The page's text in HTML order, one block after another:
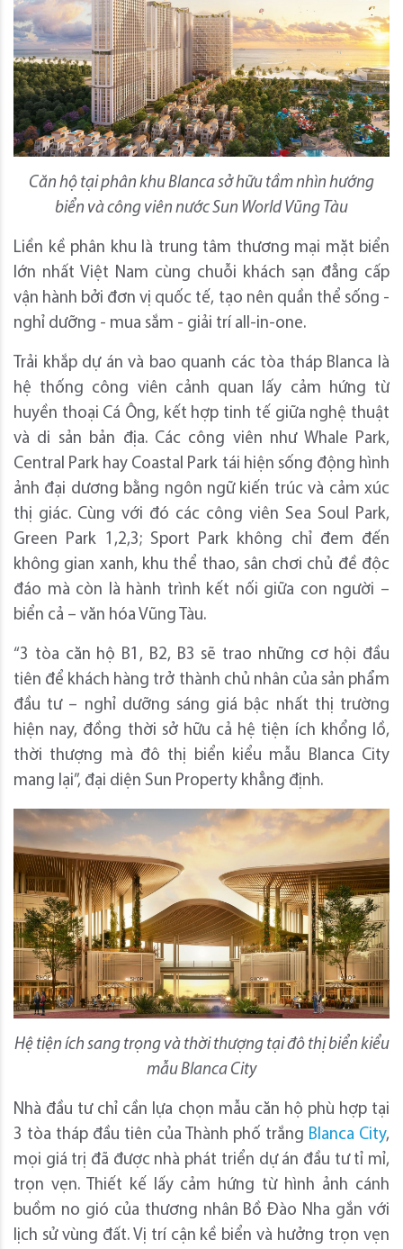
Căn hộ tại phân khu Blanca sở hữu tầm nhìn hướng
biển và công viên nước Sun World Vũng Tàu
Liền kề phân khu là trung tâm thương mại mặt biển
lớn nhất Việt Nam cùng chuỗi khách sạn đẳng cấp
vận hành bởi đơn vị quốc tế, tạo nên quần thể sống -
nghỉ dưỡng - mua sắm - giải trí all-in-one.
Trải khắp dự án và bao quanh các tòa tháp Blanca là
hệ thống công viên cảnh quan lấy cảm hứng từ
huyền thoại Cá Ông, kết hợp tinh tế giữa nghệ thuật
và di sản bản địa. Các công viên như Whale Park,
Central Park hay Coastal Park tái hiện sống động hình
ảnh đại dương bằng ngôn ngữ kiến trúc và cảm xúc
thị giác. Cùng với đó các công viên Sea Soul Park,
Green Park 1,2,3; Sport Park không chỉ đem đến
không gian xanh, khu thể thao, sân chơi chủ đề độc
đáo mà còn là hành trình kết nối giữa con người –
biển cả – văn hóa Vũng Tàu.
“3 tòa căn hộ B1, B2, B3 sẽ trao những cơ hội đầu
tiên để khách hàng trở thành chủ nhân của sản phẩm
đầu tư – nghỉ dưỡng sáng giá bậc nhất thị trường
hiện nay, đồng thời sở hữu cả hệ tiện ích khổng lồ,
thời thượng mà đô thị biển kiểu mẫu Blanca City
mang lại”, đại diện Sun Property khẳng định.
Hệ tiện ích sang trọng và thời thượng tại đô thị biển kiểu
mẫu Blanca City
Nhà đầu tư chỉ cần lựa chọn mẫu căn hộ phù hợp tại
3 tòa tháp đầu tiên của Thành phố trắng Blanca City,
mọi giá trị đã được nhà phát triển dự án đầu tư tỉ mỉ,
trọn vẹn. Thiết kế lấy cảm hứng từ hình ảnh cánh
buồm no gió của thương nhân Bồ Đào Nha gắn với
lịch sử vùng đất. Vị trí cận kề biển và hưởng trọn vẹn